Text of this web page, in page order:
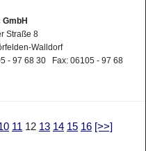
Straße 8
Walldorf
- 97 68 30 Fax: 06105 - 97 68
11 12 13 14 15 16 [>>]